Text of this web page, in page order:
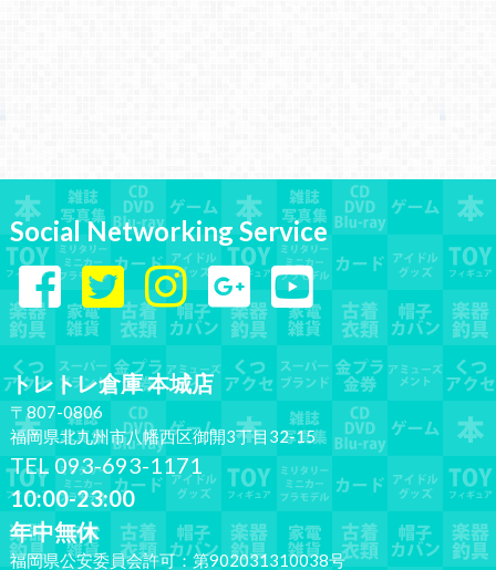
Social Networking Service
トレトレ倉庫 本城店
〒807-0806
福岡県北九州市八幡西区御開3丁目32-15
TEL 093-693-1171
10:00-23:00
年中無休
福岡県公安委員会許可：第902031310038号